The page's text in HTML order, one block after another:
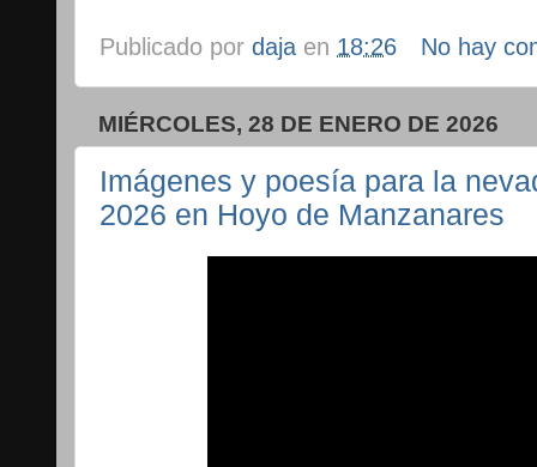
Publicado por daja en 18:26 No hay
MIÉRCOLES, 28 DE ENERO DE 2026
Imágenes y poesía para la
2026 en Hoyo de Manzanares